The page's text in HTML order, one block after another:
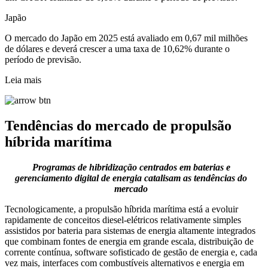
Japão
O mercado do Japão em 2025 está avaliado em 0,67 mil milhões
de dólares e deverá crescer a uma taxa de 10,62% durante o
período de previsão.
Leia mais
Tendências do mercado de propulsão
híbrida marítima
Programas de hibridização centrados em baterias e
gerenciamento digital de energia catalisam as tendências do
mercado
Tecnologicamente, a propulsão híbrida marítima está a evoluir
rapidamente de conceitos diesel-elétricos relativamente simples
assistidos por bateria para sistemas de energia altamente integrados
que combinam fontes de energia em grande escala, distribuição de
corrente contínua, software sofisticado de gestão de energia e, cada
vez mais, interfaces com combustíveis alternativos e energia em